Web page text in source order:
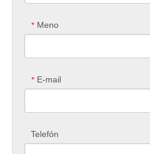
* Meno
* E-mail
Telefón